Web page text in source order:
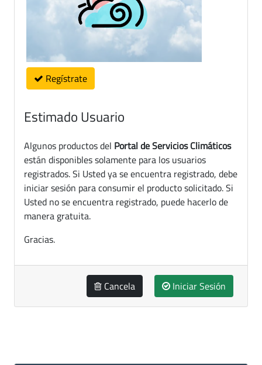
Regístrate
Estimado Usuario
Algunos productos del Portal de Servicios Climáticos
están disponibles solamente para los usuarios
registrados. Si Usted ya se encuentra registrado, debe
iniciar sesión para consumir el producto solicitado. Si
Usted no se encuentra registrado, puede hacerlo de
manera gratuita.
Gracias.
Cancela Iniciar Sesión